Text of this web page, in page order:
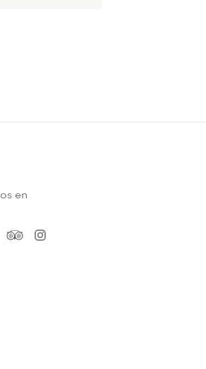
en
twittertripadvisor